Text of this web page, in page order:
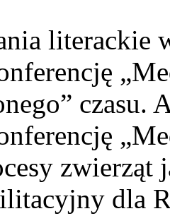
literackie
czasu.
zwierząt
dla